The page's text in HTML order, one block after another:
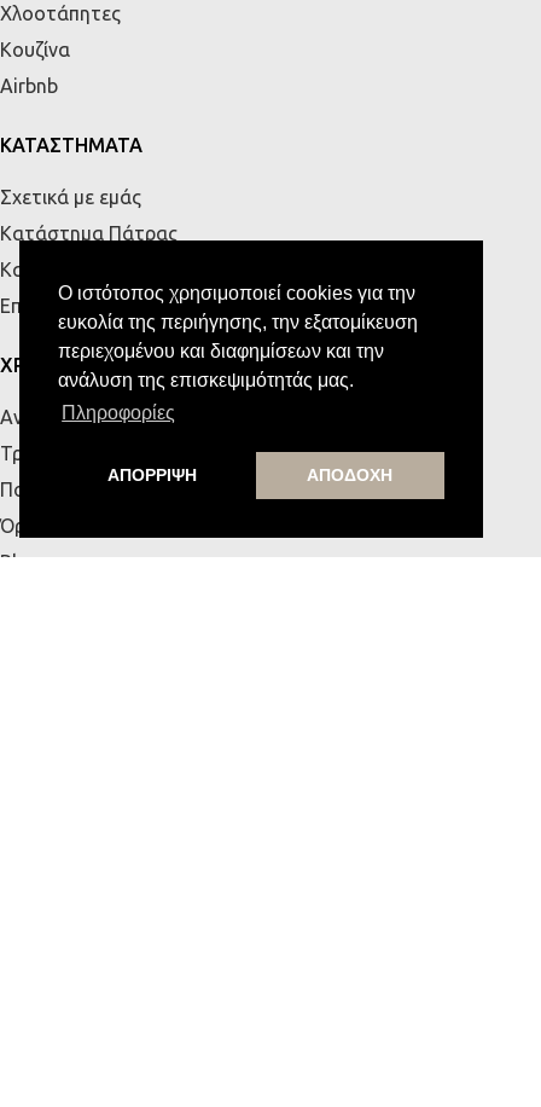
Ο ιστότοπος χρησιμοποιεί cookies για την
ευκολία της περιήγησης, την εξατομίκευση
περιεχομένου και διαφημίσεων και την
ανάλυση της επισκεψιμότητάς μας.
Πληροφορίες
ΑΠΟΡΡΙΨΗ ΑΠΟΔΟΧΗ
Χλοοτάπητες
Κουζίνα
Airbnb
ΚΑΤΑΣΤΗΜΑΤΑ
Σχετικά με εμάς
Κατάστημα Πάτρας
Κατάστημα Κρήτης
Επικοινωνία
ΧΡΗΣΙΜΑ
Αναζήτηση Παραγγελίας
Τρόποι Αποστολής & Πληρωμής
Πολιτική Απορρήτου
Όροι Χρήσης
Blog